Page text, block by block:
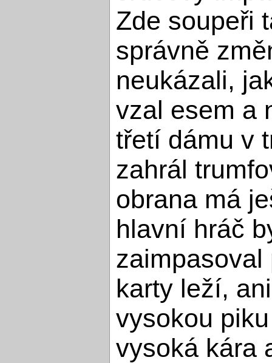
Zde soupeři
správně
neukázali,
vzal esem a
třetí dámu v
zahrál
obrana má
hlavní hráč
karty leží,
vysokou
vysoká kára